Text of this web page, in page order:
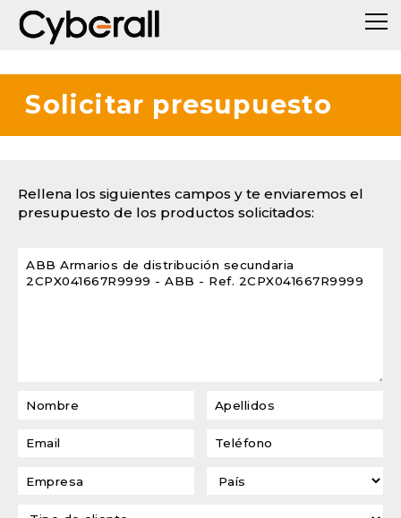
Solicitar presupuesto
Rellena los siguientes campos y te enviaremos el
presupuesto de los productos solicitados: